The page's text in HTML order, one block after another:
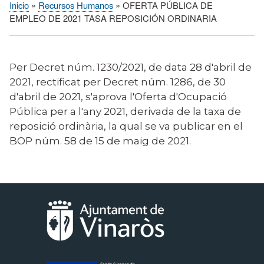
Sobrescribir
ayuda
a
la
navegación
Inicio Recursos Humanos
OFERTA PÚBLICA DE
EMPLEO DE 2021 TASA REPOSICIÓN ORDINARIA
Per Decret núm. 1230/2021, de data 28 d'abril de
2021, rectificat per Decret núm. 1286, de 30
d'abril de 2021, s'aprova l'Oferta d'Ocupació
Pública per a l'any 2021, derivada de la taxa de
reposició ordinària, la qual se va publicar en el
BOP núm. 58 de 15 de maig de 2021.